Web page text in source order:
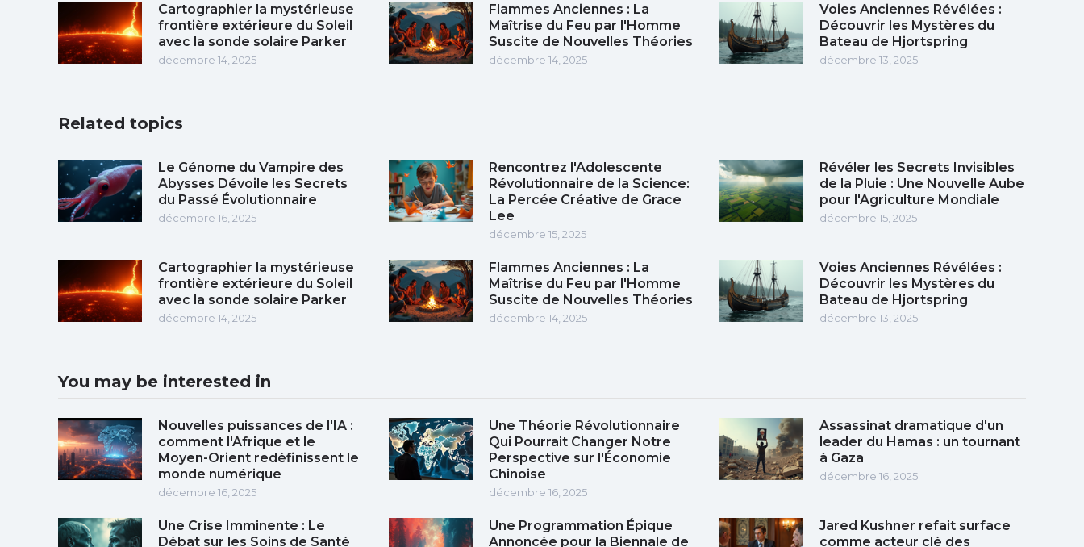
Cartographier la mystérieuse
frontière extérieure du Soleil
avec la sonde solaire Parker
décembre 14, 2025
Flammes Anciennes : La
Maîtrise du Feu par l'Homme
Suscite de Nouvelles Théories
décembre 14, 2025
Voies Anciennes Révélées :
Découvrir les Mystères du
Bateau de Hjortspring
décembre 13, 2025
Related topics
Le Génome du Vampire des
Abysses Dévoile les Secrets
du Passé Évolutionnaire
décembre 16, 2025
Rencontrez l'Adolescente
Révolutionnaire de la Science:
La Percée Créative de Grace
Lee
décembre 15, 2025
Révéler les Secrets Invisibles
de la Pluie : Une Nouvelle Aube
pour l'Agriculture Mondiale
décembre 15, 2025
Cartographier la mystérieuse
frontière extérieure du Soleil
avec la sonde solaire Parker
décembre 14, 2025
Flammes Anciennes : La
Maîtrise du Feu par l'Homme
Suscite de Nouvelles Théories
décembre 14, 2025
Voies Anciennes Révélées :
Découvrir les Mystères du
Bateau de Hjortspring
décembre 13, 2025
You may be interested in
Nouvelles puissances de l'IA :
comment l'Afrique et le
Moyen-Orient redéfinissent le
monde numérique
décembre 16, 2025
Une Théorie Révolutionnaire
Qui Pourrait Changer Notre
Perspective sur l'Économie
Chinoise
décembre 16, 2025
Assassinat dramatique d'un
leader du Hamas : un tournant
à Gaza
décembre 16, 2025
Une Crise Imminente : Le
Débat sur les Soins de Santé
Une Programmation Épique
Annoncée pour la Biennale de
Jared Kushner refait surface
comme acteur clé des